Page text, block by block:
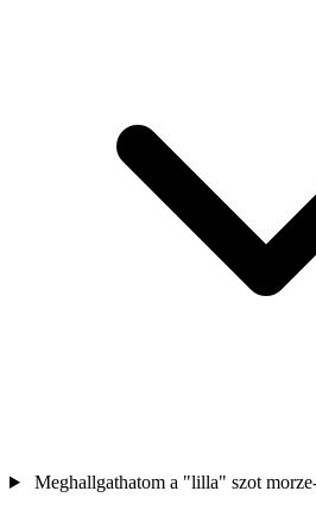
Meghallgathatom a "lilla" szot